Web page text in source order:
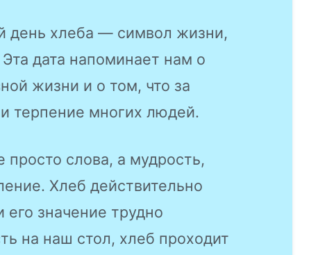
день хлеба — символ жизни,
дата напоминает нам о
жизни и о том, что за
терпение многих людей.
просто слова, а мудрость,
Хлеб действительно
его значение трудно
на наш стол, хлеб проходит